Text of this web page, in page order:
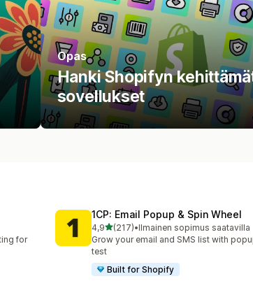
Opas
Hanki Shopifyn
sovellukset
for
1CP: Email Popup & Spin Wheel
4,9/ 5 tähteä
(217)
217 arvostelua yhteensä
•Ilmainen sopimus saatavilla
Grow your email and SMS list with
test
Built for Shopify